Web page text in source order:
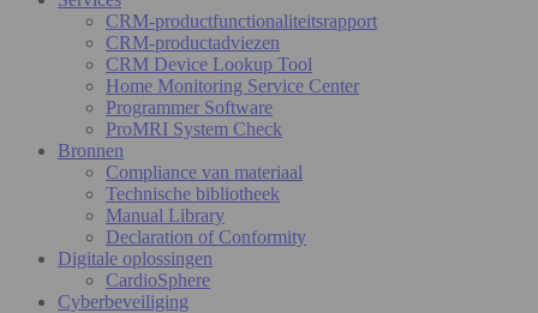
CRM-productfunctionaliteitsrapport
CRM-productadviezen
CRM Device Lookup Tool
Home Monitoring Service Center
Programmer Software
ProMRI System Check
Bronnen
Compliance van materiaal
Technische bibliotheek
Manual Library
Declaration of Conformity
Digitale oplossingen
CardioSphere
Cyberbeveiliging